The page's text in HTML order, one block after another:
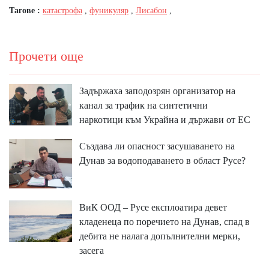
Тагове : катастрофа фуникуляр Лисабон
Прочети още
Задържаха заподозрян организатор на
канал за трафик на синтетични
наркотици към Украйна и държави от ЕС
Създава ли опасност засушаването на
Дунав за водоподаването в област Русе?
ВиК ООД – Русе експлоатира девет
кладенеца по поречието на Дунав, спад в
дебита не налага допълнителни мерки,
засега